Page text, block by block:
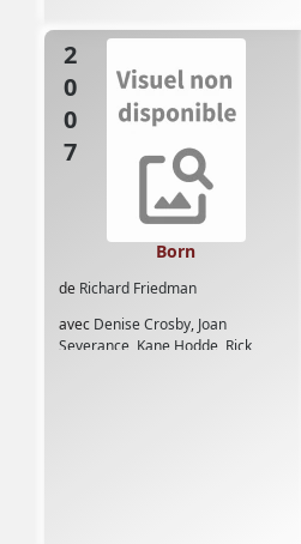
2007
de Richard Friedman
avec Denise Crosby, Joan
Severance, Kane Hodde, Rick
Born